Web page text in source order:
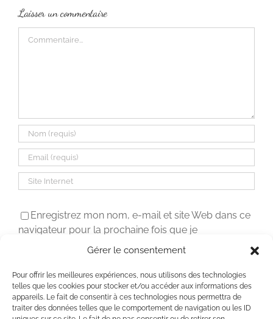
Gérer le consentement
Pour offrir les meilleures expériences, nous utilisons des technologies
telles que les cookies pour stocker et/ou accéder aux informations des
appareils. Le fait de consentir à ces technologies nous permettra de
traiter des données telles que le comportement de navigation ou les ID
Laisser un commentaire
Enregistrez mon nom, e-mail et site Web dans ce
navigateur pour la prochaine fois que je